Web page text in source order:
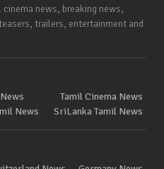
news, breaking news,
trailers, entertainment and
Tamil Cinema News
News SriLanka Tamil News